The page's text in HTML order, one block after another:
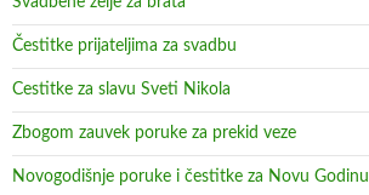
Čestitke prijateljima za svadbu
Cestitke za slavu Sveti Nikola
Zbogom zauvek poruke za prekid veze
Novogodišnje poruke i čestitke za Novu Godinu